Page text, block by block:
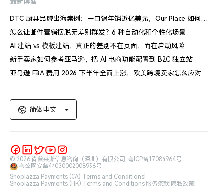
最新博客
DTC 厨具品牌出海案例：一口锅年销近亿美元，Our Place 如何建立信任体系
怎么让邮件营销摆脱无差别群发？6 种自动化和个性化场景
AI 建站 vs 模板建站，真正的差别不在页面，而在启动风险
新手卖家如何参考亚马逊，把 AI 电商功能配置到 B2C 独立站
亚马逊 FBA 费用 2026 下半年全面上涨，欧美跨境卖家怎么应对
简体中文
© 2026 尚普莱斯信息咨询（深圳）有限公司 | 粤ICP备17084964号
粤公网安备44030002008956号
Shoplazza Payments (CA) Terms and Conditions
Shoplazza Payments (HK) Terms and Conditions 服务条款 隐私政策